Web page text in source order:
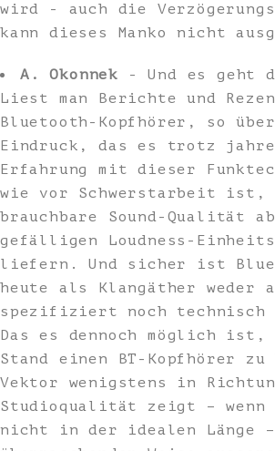
wird - auch die
kann dieses Manko nicht
A. Okonnek - Und es geht
Liest man Berichte und
Bluetooth-Kopfhörer, so
Eindruck, das es trotz
Erfahrung mit dieser
wie vor Schwerstarbeit ist,
brauchbare Sound-Qualität
gefälligen Loudness-
liefern. Und sicher ist
heute als Klangäther weder
spezifiziert noch technisch
Das es dennoch möglich ist,
Stand einen BT-Kopfhörer zu
Vektor wenigstens in
Studioqualität zeigt – wenn
nicht in der idealen Länge